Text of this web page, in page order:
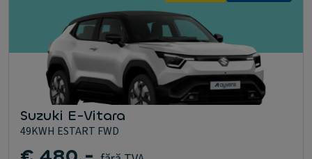
Suzuki E-Vitara
49KWH ESTART FWD